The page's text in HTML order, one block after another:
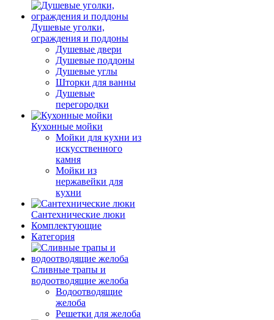
Душевые уголки,
ограждения и поддоны
Душевые двери
Душевые поддоны
Душевые углы
Шторки для ванны
Душевые
перегородки
Кухонные мойки
Мойки для кухни из
искусственного
камня
Мойки из
нержавейки для
кухни
Сантехнические люки
Комплектующие
Категория
Cливные трапы и
водоотводящие желоба
Водоотводящие
желоба
Решетки для желоба